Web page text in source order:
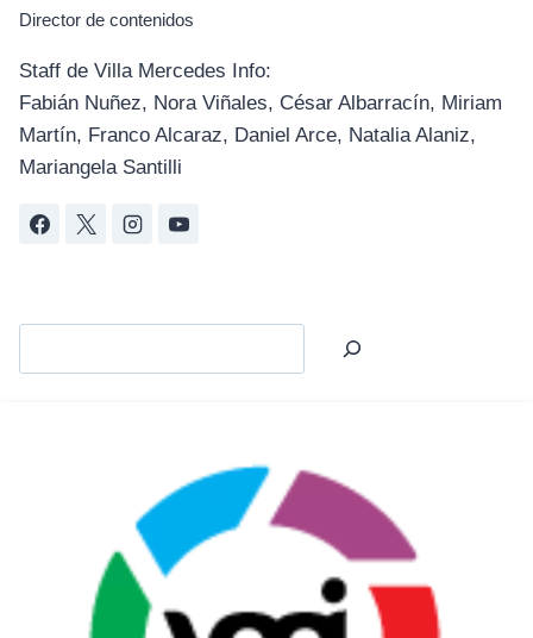
Director de contenidos
Staff de Villa Mercedes Info:
Fabián Nuñez, Nora Viñales, César Albarracín, Miriam
Martín, Franco Alcaraz, Daniel Arce, Natalia Alaniz,
Mariangela Santilli